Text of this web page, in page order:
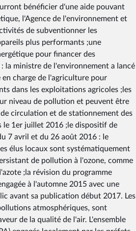
bénéficier d'une aide pouvant
l'Agence de l'environnement et
de subventionner les
plus performants ;une
pour financer des
la ministre de l'environnement a lancé
en charge de l'agriculture pour
dans les exploitations agricoles ;les
niveau de pollution et peuvent être
circulation et de stationnement des
le 1er juillet 2016 ;le dispositif de
7 avril et du 26 août 2016 : le
élus locaux sont systématiquement
de pollution à l'ozone, comme
;la révision du programme
à l'automne 2015 avec une
avant sa publication début 2017. Les
atmosphériques, sont
de la qualité de l'air. L'ensemble